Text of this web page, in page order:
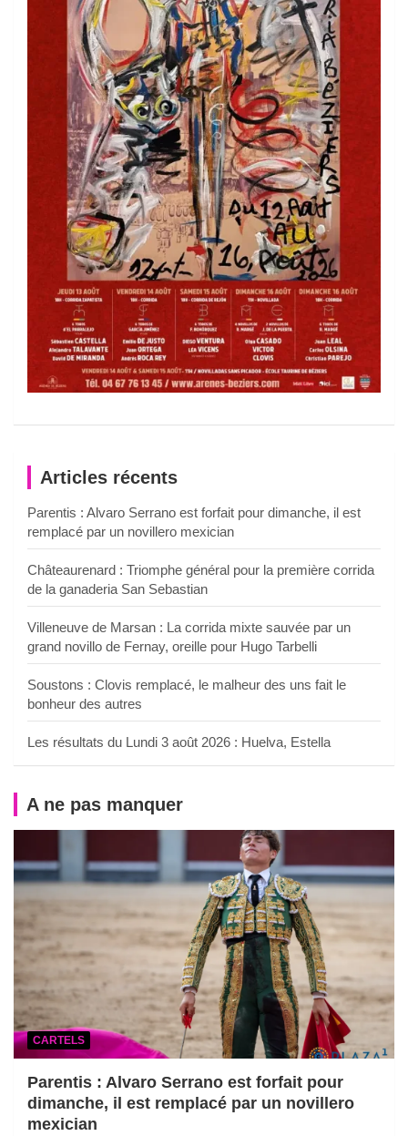
Articles récents
Parentis : Alvaro Serrano est forfait pour dimanche, il est
remplacé par un novillero mexician
Châteaurenard : Triomphe général pour la première corrida
de la ganaderia San Sebastian
Villeneuve de Marsan : La corrida mixte sauvée par un
grand novillo de Fernay, oreille pour Hugo Tarbelli
Soustons : Clovis remplacé, le malheur des uns fait le
bonheur des autres
Les résultats du Lundi 3 août 2026 : Huelva, Estella
A ne pas manquer
CARTELS
Parentis : Alvaro Serrano est forfait pour
dimanche, il est remplacé par un novillero
mexician